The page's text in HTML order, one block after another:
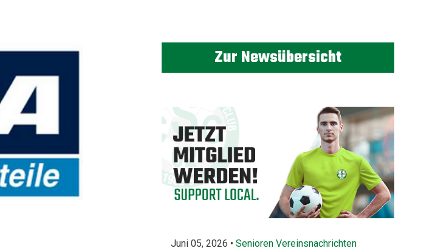
Zur Newsübersicht
Juni 05, 2026 • Senioren Vereinsnachrichten